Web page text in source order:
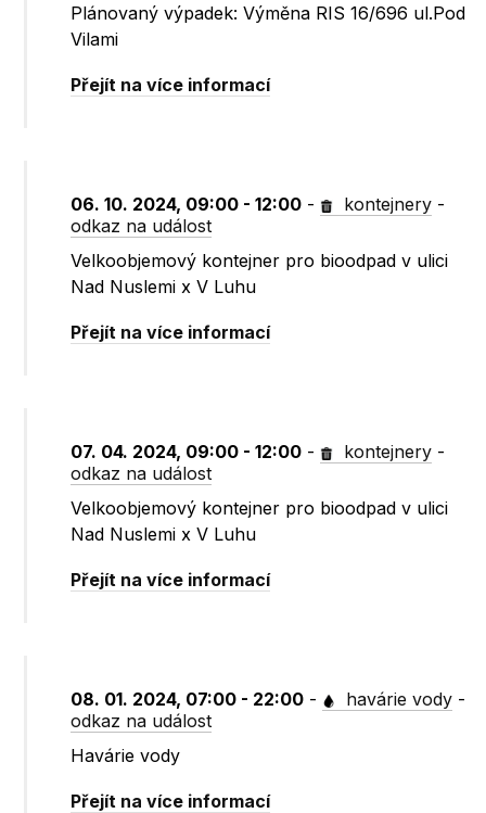
Plánovaný výpadek: Výměna RIS 16/696 ul.Pod
Vilami
Přejít na více informací
06. 10. 2024, 09:00 - 12:00 - kontejnery -
odkaz na událost
Velkoobjemový kontejner pro bioodpad v ulici
Nad Nuslemi x V Luhu
Přejít na více informací
07. 04. 2024, 09:00 - 12:00 - kontejnery -
odkaz na událost
Velkoobjemový kontejner pro bioodpad v ulici
Nad Nuslemi x V Luhu
Přejít na více informací
08. 01. 2024, 07:00 - 22:00 - havárie vody -
odkaz na událost
Havárie vody
Přejít na více informací